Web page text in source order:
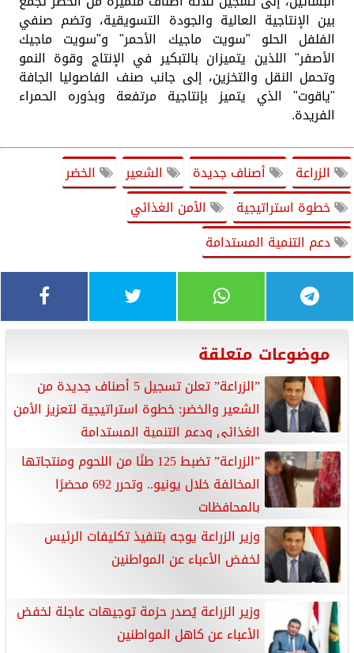
بين الإنتاجية العالية والجودة التسويقية، وتضم صنفي
الفلفل الحلو "سويت ماجيك الأحمر" و"سويت ماجيك
الأصفر" اللذين يتميزان بالتبكير في الإنتاج وقوة النمو
وتحمل النقل والتخزين، إلى جانب صنف الفاصوليا الجافة
"ياقوت" الذي يتميز بإنتاجية مرتفعة وبذوره الحمراء
الفريدة.
الزراعة أصناف جديدة الشعير
الخضر
خطوة استراتيجية
الأمن الغذائي
دعم التنمية المستدامة
موضوعات متعلقة
”الزراعة” تعلن تسجيل 5 أصناف جديدة من
الشعير والخضر: خطوة استراتيجية لتعزيز الأمن
الغذائي ودعم التنمية المستدامة
”الزراعة” تضبط 125 طنًا من اللحوم ومنتجاتها
المخالفة خلال يونيو.. وتحرر 692 محضرًا
بالمحافظات
وزير الزراعة يوجه بتنفيذ تكليفات الرئيس
لخفض الأعباء عن المواطنين
وزير الزراعة يُصدر حزمة توجيهات عاجلة لخفض
الأعباء عن كاهل المواطنين